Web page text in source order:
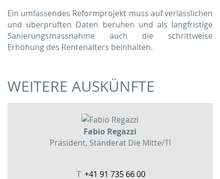
Ein umfassendes Reformprojekt muss auf verlässlichen
und überprüften Daten beruhen und als langfristige
Sanierungsmassnahme auch die schrittweise
Erhöhung des Rentenalters beinhalten.
WEITERE AUSKÜNFTE
Fabio Regazzi
Präsident, Ständerat Die Mitte/TI
T +41 91 735 66 00